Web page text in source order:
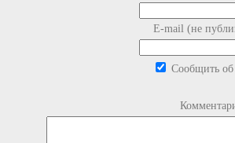
E-mail (не
Сообщить об